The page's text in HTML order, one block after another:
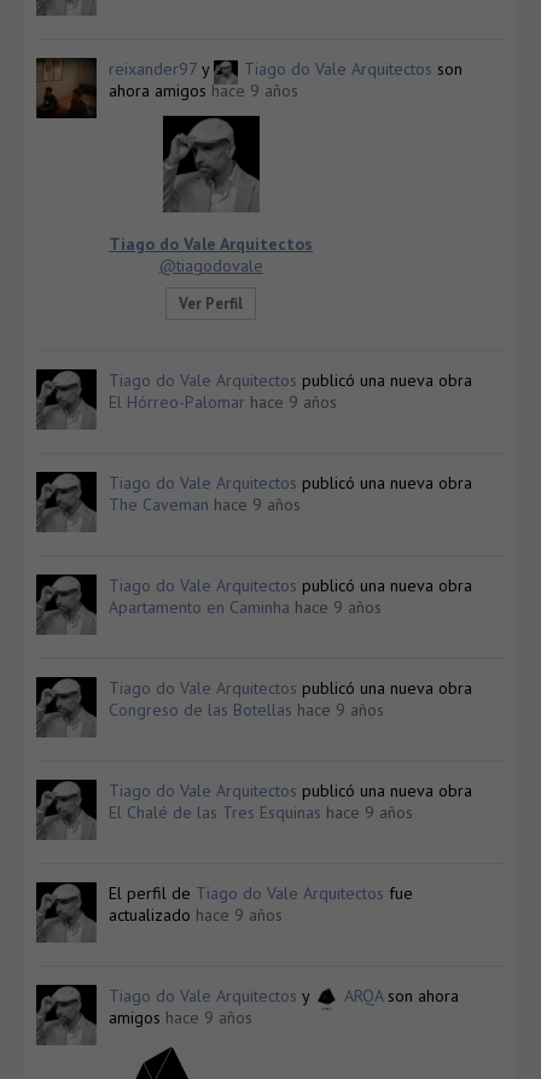
reixander97 y Tiago do Vale Arquitectos son
ahora amigos hace 9 años
Tiago do Vale Arquitectos
@tiagodovale
Ver Perfil
Tiago do Vale Arquitectos publicó una nueva obra
El Hórreo-Palomar hace 9 años
Tiago do Vale Arquitectos publicó una nueva obra
The Caveman hace 9 años
Tiago do Vale Arquitectos publicó una nueva obra
Apartamento en Caminha hace 9 años
Tiago do Vale Arquitectos publicó una nueva obra
Congreso de las Botellas hace 9 años
Tiago do Vale Arquitectos publicó una nueva obra
El Chalé de las Tres Esquinas hace 9 años
El perfil de Tiago do Vale Arquitectos fue
actualizado hace 9 años
Tiago do Vale Arquitectos y ARQAson ahora
amigos hace 9 años